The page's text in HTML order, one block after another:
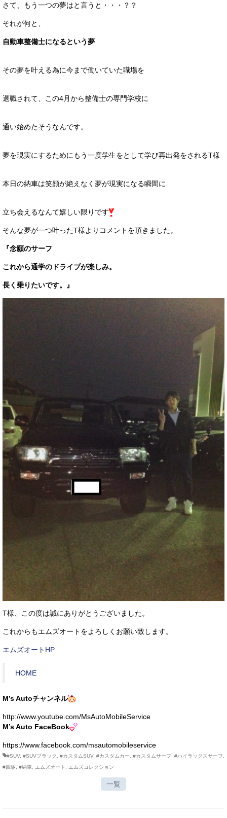
さて、もう一つの夢はと言うと・・・？？
それが何と、
自動車整備士になるという夢
その夢を叶える為に今まで働いていた職場を
退職されて、この4月から整備士の専門学校に
通い始めたそうなんです。
夢を現実にするためにもう一度学生をとして学び再出発をされるT様
本日の納車は笑顔が絶えなく夢が現実になる瞬間に
立ち会えるなんて嬉しい限りです
そんな夢が一つ叶ったT様よりコメントを頂きました。
『念願のサーフ
これから通学のドライブが楽しみ。
長く乗りたいです。 』
T様、この度は誠にありがとうございました。
これからもエムズオートをよろしくお願い致します。
エムズオートHP
HOME
M’s Autoチャンネル
http://www.youtube.com/MsAutoMobileService
M’s Auto FaceBook
https://www.facebook.com/msautomobileservice
#SUV, #SUVブラック #カスタムSUV, #カスタムカー #カスタムサーフ #ハイラックスサーフ
#四駆 #納車 エムズオート エムズコレクション
一覧